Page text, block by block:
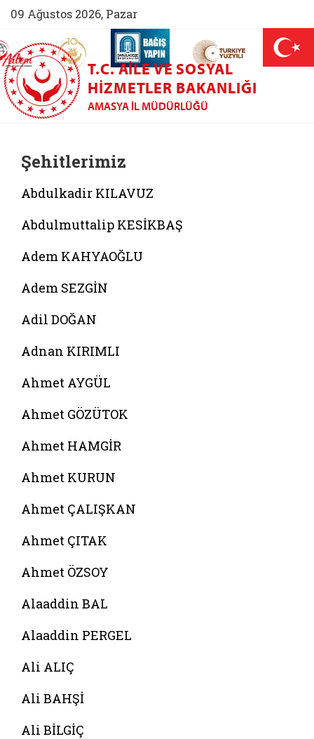
09 Ağustos 2026, Pazar
(yeni sekmede açılır)
AİLEM İletişim Merkezi (yeni sekmede açılır)
Aile ve Nüfus On Yılı (yeni sekmede açılır)
Darülaceze bağış sayfası (yeni
T.C. AILE VE SOSYAL
HIZMETLER BAKANLIĞI
AMASYA İL MÜDÜRLÜĞÜ
Şehitlerimiz
Abdulkadir KILAVUZ
Abdulmuttalip KESİKBAŞ
Adem KAHYAOĞLU
Adem SEZGİN
Adil DOĞAN
Adnan KIRIMLI
Ahmet AYGÜL
Ahmet GÖZÜTOK
Ahmet HAMGİR
Ahmet KURUN
Ahmet ÇALIŞKAN
Ahmet ÇITAK
Ahmet ÖZSOY
Alaaddin BAL
Alaaddin PERGEL
Ali ALIÇ
Ali BAHŞİ
Ali BİLGİÇ